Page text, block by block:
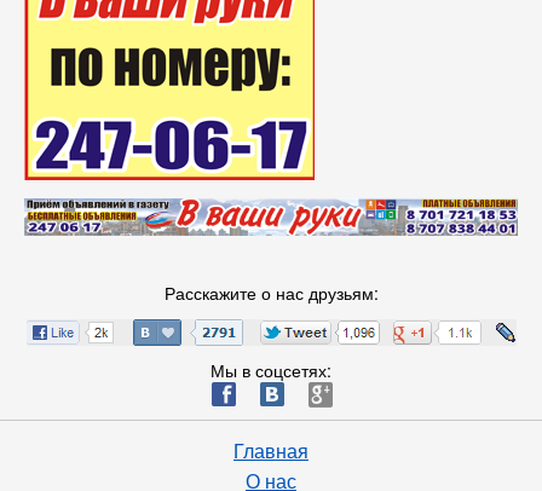
Расскажите о нас друзьям:
Мы в соцсетях:
ä æ è
Главная
О нас